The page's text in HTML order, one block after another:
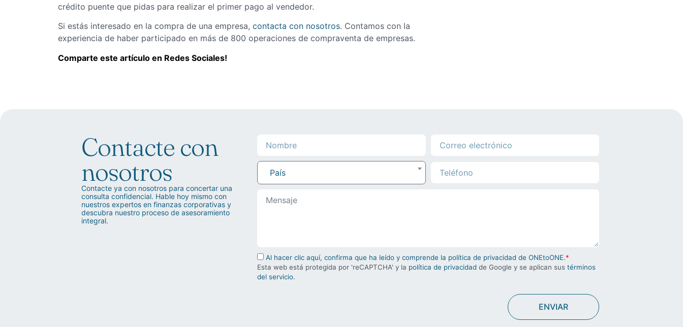
crédito puente que pidas para realizar el primer pago al vendedor.
Si estás interesado en la compra de una empresa, contacta con nosotros. Contamos con la
experiencia de haber participado en más de 800 operaciones de compraventa de empresas.
Comparte este artículo en Redes Sociales!
Contacte con
nosotros
Contacte ya con nosotros para concertar una
consulta confidencial. Hable hoy mismo con
nuestros expertos en finanzas corporativas y
descubra nuestro proceso de asesoramiento
integral.
País
Al hacer clic aquí, confirma que ha leído y comprende la política de privacidad de ONEtoONE.*
Esta web está protegida por 'reCAPTCHA' y la política de privacidad de Google y se aplican sustérminos
del servicio.